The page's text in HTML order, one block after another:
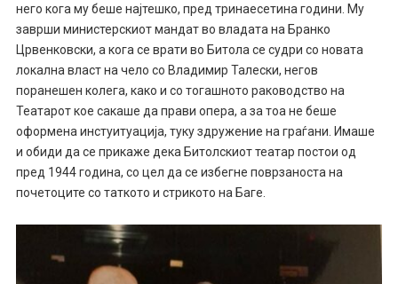
него кога му беше најтешко, пред тринаесетина години. Му
заврши министерскиот мандат во владата на Бранко
Црвенковски, а кога се врати во Битола се судри со новата
локална власт на чело со Владимир Талески, негов
поранешен колега, како и со тогашното раководство на
Театарот кое сакаше да прави опера, а за тоа не беше
оформена инстуитуација, туку здружение на граѓани. Имаше
и обиди да се прикаже дека Битолскиот театар постои од
пред 1944 година, со цел да се избегне поврзаноста на
почетоците со таткото и стрикото на Баге.